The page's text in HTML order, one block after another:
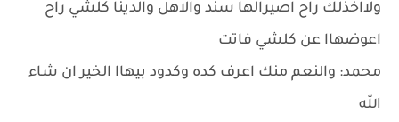
ولااخذلك راح اصيرالها سند والاهل والدينا كلشي راح
اعوضهاا عن كلشي فاتت
محمد: والنعم منك اعرف كده وكدود بيهاا الخير ان شاء
الله